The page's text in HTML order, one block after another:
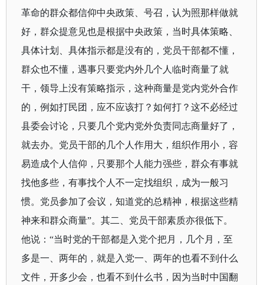
革命的群众都信仰中央政策、号召，认为照那样做就
好，群众提意见也是根据中央政策，当时具体策略、
具体计划、具体指示都是没有的，党员干部都不懂，
群众也不懂，遇事只要党内外几个人临时商量了就
干，领导上没有策略指示，这种商量是党内党外合作
的，例如打民团，应不应该打？如何打？这不必经过
县委会讨论，只要几个党内党外负责同志商量好了，
就去办。党员干部的几个人作用大，组织作用小，容
易造成个人信仰，只要那个人能力强些，群众有事就
找他多些，有事找个人不一定找组织，成为一般习
惯。党员参加了会议，知道党的总精神，根据这些精
神来和群众商量”。其二、党员干部素质亦很低下。
他说：“当时党的干部都是入党个把月，几个月，至
多是一、两年的，就是入党一、两年的也看不到什么
文件，开多少会，也看不到什么书，因为当时中国翻